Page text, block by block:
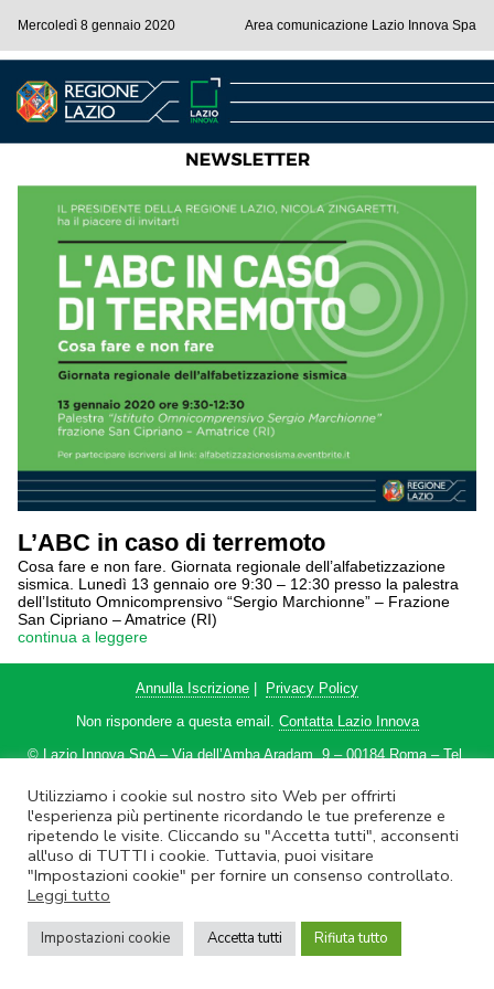
Utilizziamo i cookie sul nostro sito Web per offrirti
l'esperienza più pertinente ricordando le tue preferenze e
ripetendo le visite. Cliccando su "Accetta tutti", acconsenti
all'uso di TUTTI i cookie. Tuttavia, puoi visitare
"Impostazioni cookie" per fornire un consenso controllato.
Leggi tutto
Impostazioni cookie Accetta tutti Rifiuta tutto
Mercoledì 8 gennaio 2020 Area comunicazione Lazio Innova Spa
L’ABC in caso di terremoto
Cosa fare e non fare. Giornata regionale dell’alfabetizzazione
sismica. Lunedì 13 gennaio ore 9:30 – 12:30 presso la palestra
dell’Istituto Omnicomprensivo “Sergio Marchionne” – Frazione
San Cipriano – Amatrice (RI)
continua a leggere
Annulla Iscrizione
Privacy Policy
Non rispondere a questa email. Contatta Lazio Innova
© Lazio Innova SpA – Via dell’Amba Aradam, 9 – 00184 Roma – Tel.